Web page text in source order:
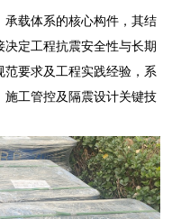
载体系的核心构件，其结
定工程抗震安全性与长期
要求及工程实践经验，系
工管控及隔震设计关键技